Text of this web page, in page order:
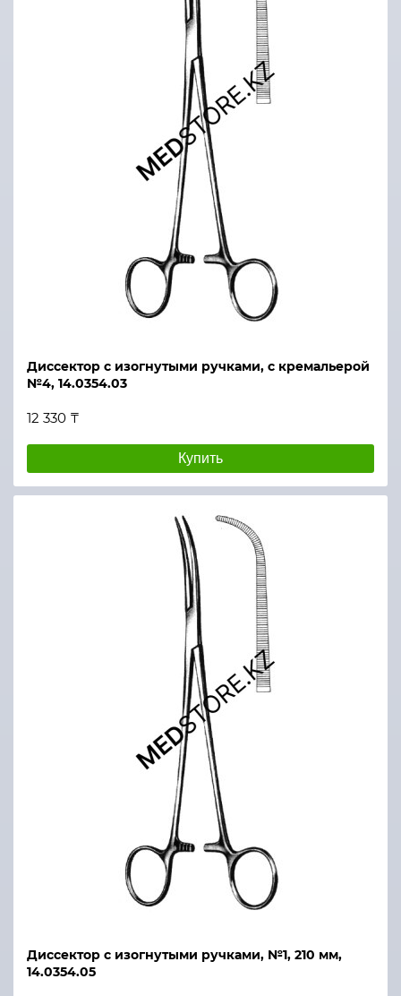
Диссектор с изогнутыми ручками, с кремальерой
№4, 14.0354.03
12 330 ₸
Купить
Диссектор с изогнутыми ручками, №1, 210 мм,
14.0354.05